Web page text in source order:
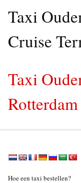
Taxi
Cruise
Taxi
Hoe een taxi bestellen?